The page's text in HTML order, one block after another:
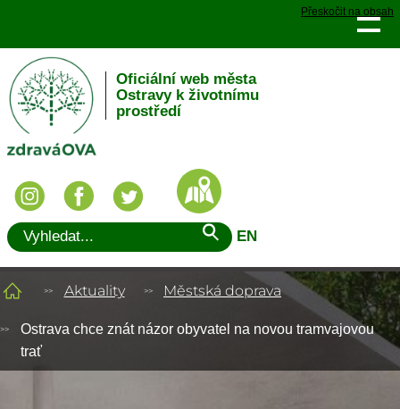
Přeskočit na obsah
Oficiální web města
Ostravy k životnímu
prostředí
EN
Aktuality Městská doprava
Ostrava chce znát názor obyvatel na novou tramvajovou
trať